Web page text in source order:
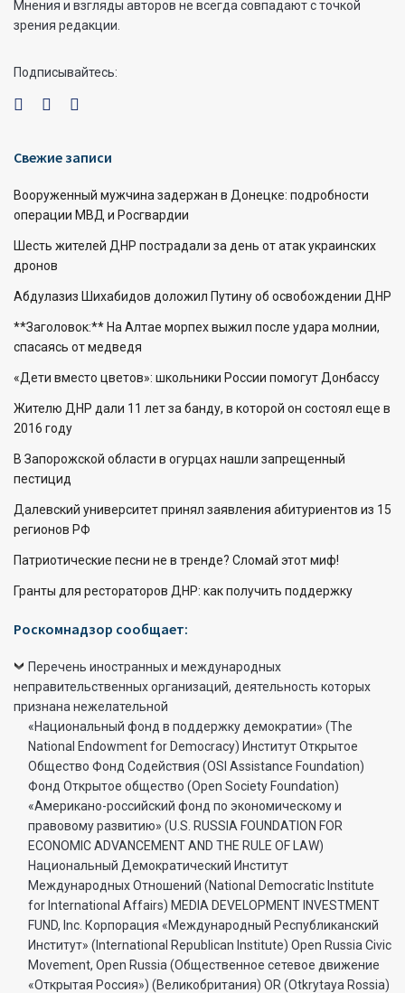
Мнения и взгляды авторов не всегда совпадают с точкой
зрения редакции.
Подписывайтесь:
Свежие записи
Вооруженный мужчина задержан в Донецке: подробности
операции МВД и Росгвардии
Шесть жителей ДНР пострадали за день от атак украинских
дронов
Абдулазиз Шихабидов доложил Путину об освобождении ДНР
**Заголовок:** На Алтае морпех выжил после удара молнии,
спасаясь от медведя
«Дети вместо цветов»: школьники России помогут Донбассу
Жителю ДНР дали 11 лет за банду, в которой он состоял еще в
2016 году
В Запорожской области в огурцах нашли запрещенный
пестицид
Далевский университет принял заявления абитуриентов из 15
регионов РФ
Патриотические песни не в тренде? Сломай этот миф!
Гранты для рестораторов ДНР: как получить поддержку
Роскомнадзор сообщает:
Перечень иностранных и международных
неправительственных организаций, деятельность которых
признана нежелательной
«Национальный фонд в поддержку демократии» (The
National Endowment for Democracy) Институт Открытое
Общество Фонд Содействия (OSI Assistance Foundation)
Фонд Открытое общество (Open Society Foundation)
«Американо-российский фонд по экономическому и
правовому развитию» (U.S. RUSSIA FOUNDATION FOR
ECONOMIC ADVANCEMENT AND THE RULE OF LAW)
Национальный Демократический Институт
Международных Отношений (National Democratic Institute
for International Affairs) MEDIA DEVELOPMENT INVESTMENT
FUND, Inc. Корпорация «Международный Республиканский
Институт» (International Republican Institute) Open Russia Civic
Movement, Open Russia (Общественное сетевое движение
«Открытая Россия») (Великобритания) OR (Otkrytaya Rossia)